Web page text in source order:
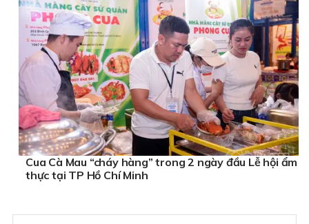
Cua Cà Mau “cháy hàng” trong 2 ngày đầu Lễ hội ẩm
thực tại TP Hồ Chí Minh